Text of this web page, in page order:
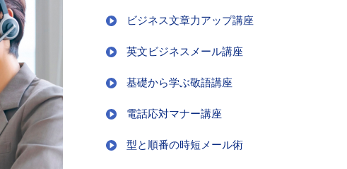
ビジネス文章力アップ講座
英文ビジネスメール講座
基礎から学ぶ敬語講座
電話応対マナー講座
型と順番の時短メール術